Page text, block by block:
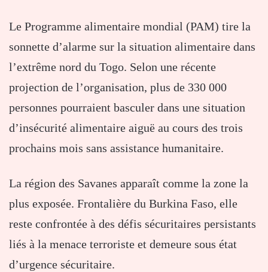
Le Programme alimentaire mondial (PAM) tire la
sonnette d’alarme sur la situation alimentaire dans
l’extrême nord du Togo. Selon une récente
projection de l’organisation, plus de 330 000
personnes pourraient basculer dans une situation
d’insécurité alimentaire aiguë au cours des trois
prochains mois sans assistance humanitaire.
La région des Savanes apparaît comme la zone la
plus exposée. Frontalière du Burkina Faso, elle
reste confrontée à des défis sécuritaires persistants
liés à la menace terroriste et demeure sous état
d’urgence sécuritaire.